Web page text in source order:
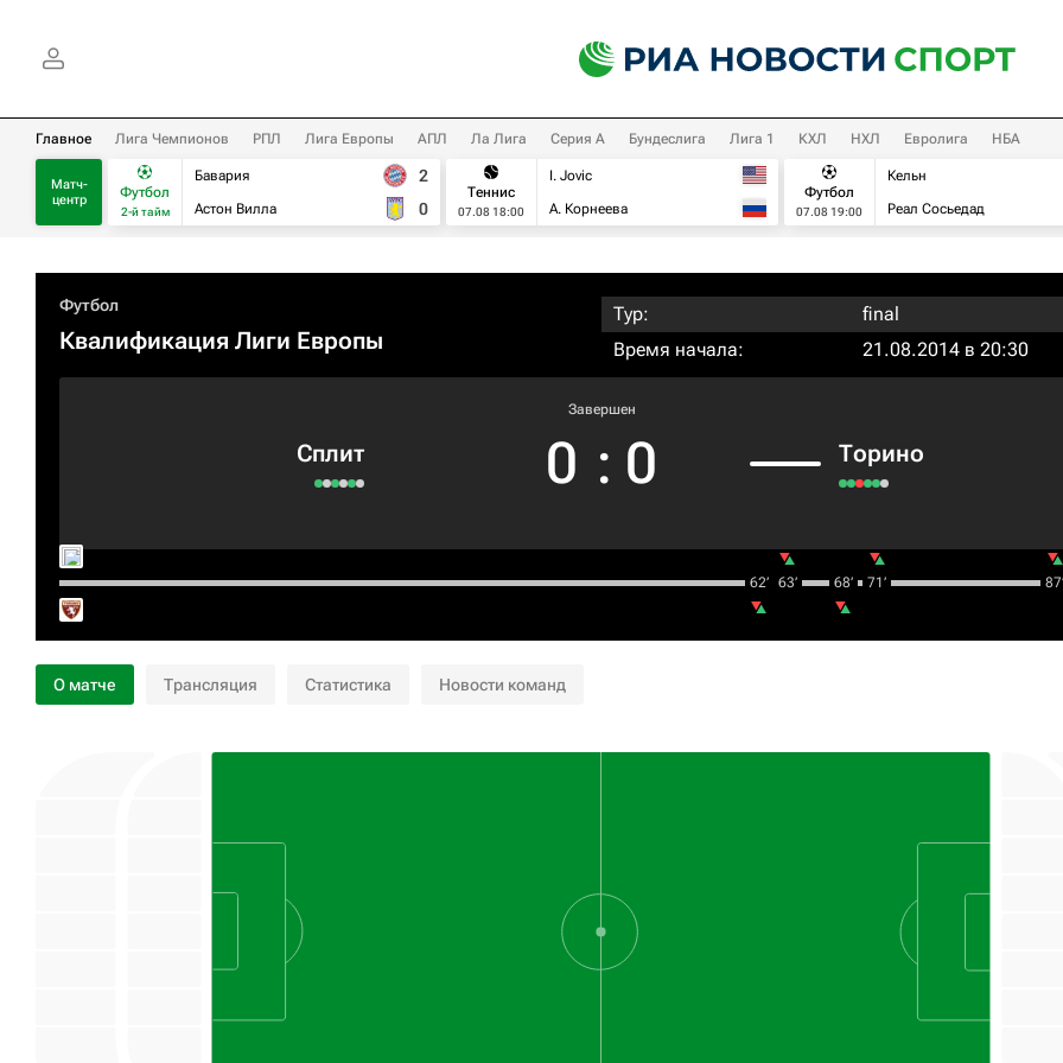
Главное Лига Чемпионов РПЛ Лига Европы АПЛ Ла Лига Серия А Бундеслига Лига 1 КХЛ НХЛ Евролига НБА
Матч-
центр
Футбол
2-й тайм
Бавария
Астон Вилла
2
0
Теннис
07.08 18:00
I. Jovic
А. Корнеева
Футбол
07.08 19:00
Кельн
Реал Сосьедад
Футбол
Квалификация Лиги Европы
Тур:
final
Время начала:
21.08.2014 в 20:30
Сплит
Завершен
0 : 0 Торино
62‎’‎ 63‎’‎ 68‎’‎ 71‎’‎
О матче Трансляция Статистика Новости команд